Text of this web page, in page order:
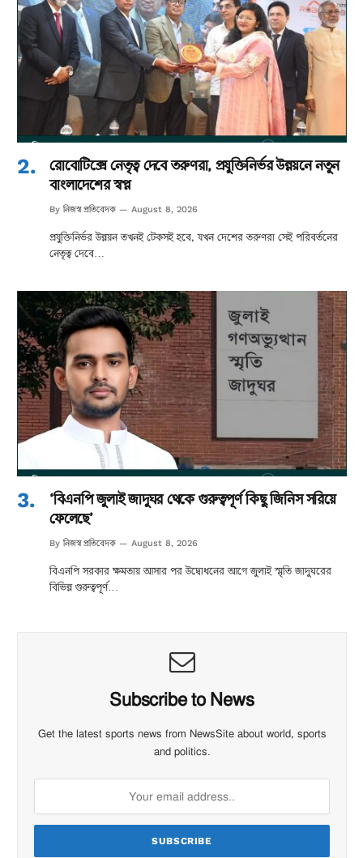
রোবোটিক্সে নেতৃত্ব দেবে তরুণরা, প্রযুক্তিনির্ভর উন্নয়নে নতুন
বাংলাদেশের স্বপ্ন
By নিজস্ব প্রতিবেদক August 8, 2026
প্রযুক্তিনির্ভর উন্নয়ন তখনই টেকসই হবে, যখন দেশের তরুণরা সেই পরিবর্তনের
নেতৃত্ব দেবে…
‘বিএনপি জুলাই জাদুঘর থেকে গুরুত্বপূর্ণ কিছু জিনিস সরিয়ে
ফেলেছে’
By নিজস্ব প্রতিবেদক August 8, 2026
বিএনপি সরকার ক্ষমতায় আসার পর উদ্বোধনের আগে জুলাই স্মৃতি জাদুঘরের
বিভিন্ন গুরুত্বপূর্ণ…
Subscribe to News
Get the latest sports news from NewsSite about world, sports
and politics.